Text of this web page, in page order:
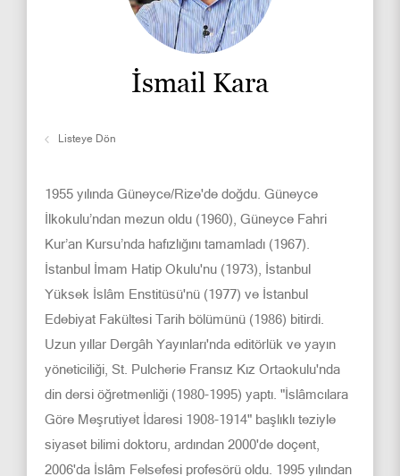
İsmail Kara
Listeye Dön
1955 yılında Güneyce/Rize'de doğdu. Güneyce
İlkokulu’ndan mezun oldu (1960), Güneyce Fahri
Kur’an Kursu’nda hafızlığını tamamladı (1967).
İstanbul İmam Hatip Okulu'nu (1973), İstanbul
Yüksek İslâm Enstitüsü'nü (1977) ve İstanbul
Edebiyat Fakültesi Tarih bölümünü (1986) bitirdi.
Uzun yıllar Dergâh Yayınları'nda editörlük ve yayın
yöneticiliği, St. Pulcherie Fransız Kız Ortaokulu'nda
din dersi öğretmenliği (1980-1995) yaptı. "İslâmcılara
Göre Meşrutiyet İdaresi 1908-1914" başlıklı teziyle
siyaset bilimi doktoru, ardından 2000'de doçent,
2006'da İslâm Felsefesi profesörü oldu. 1995 yılından